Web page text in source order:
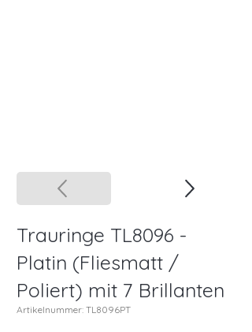
Trauringe TL8096 -
Platin (Fliesmatt /
Poliert) mit 7 Brillanten
Artikelnummer: TL8096PT